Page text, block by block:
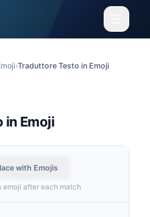
›Traduttore Testo in Emoji
in Emoji
with Emojis
emoji after each match